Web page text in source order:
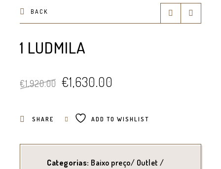
BACK
1 LUDMILA
€1,920.00 O
original
€1,630.00
atual
SHARE ADD TO WISHLIST
Categorias: Baixo preço/ Outlet /